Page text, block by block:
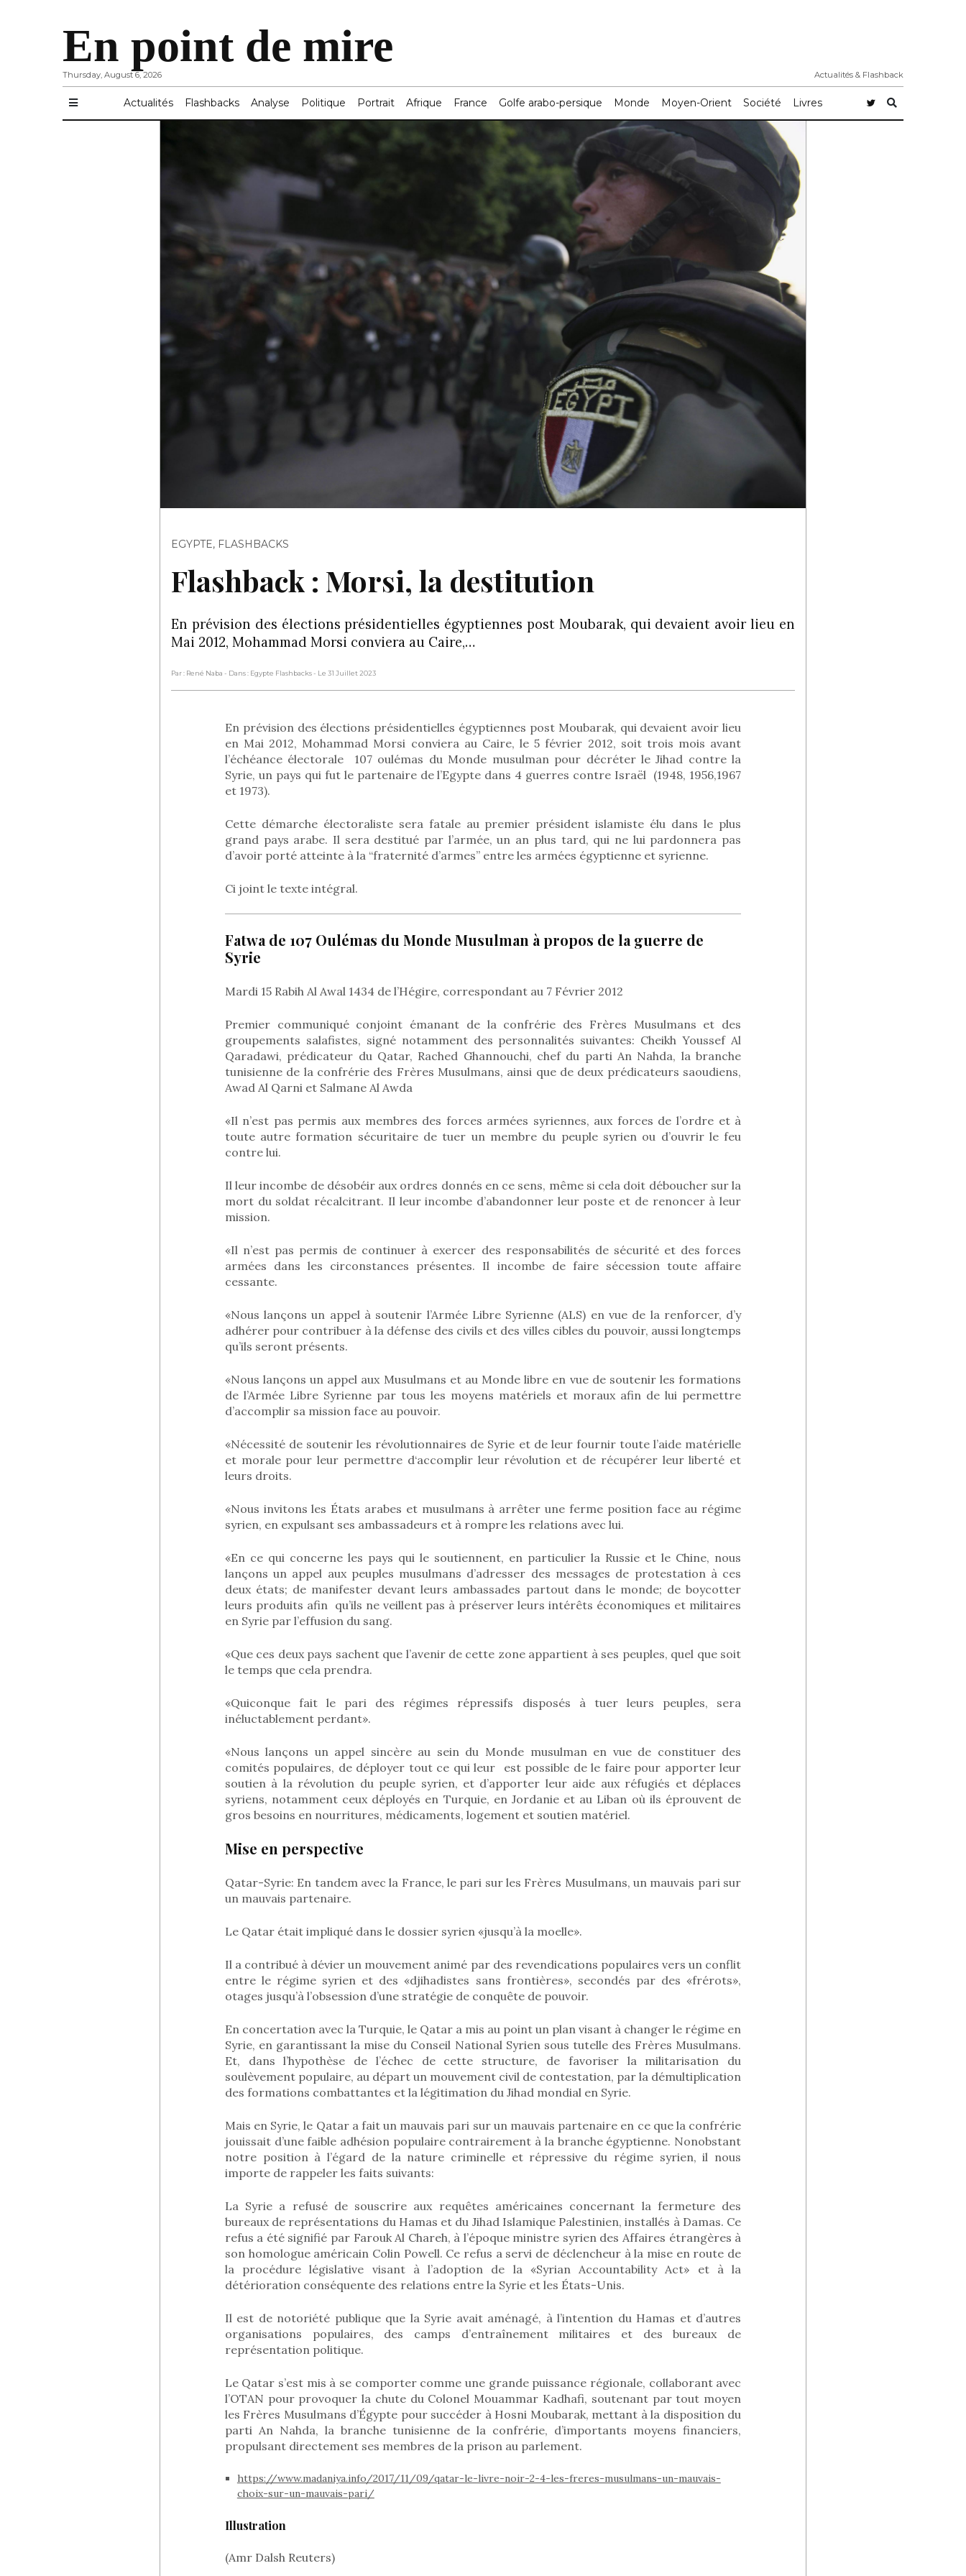
Thursday, August 6, 2026
En point de mire
Actualités & Flashback
Actualités Flashbacks Analyse Politique Portrait Afrique France Golfe arabo-persique Monde Moyen-Orient Société Livres
EGYPTE, FLASHBACKS
Flashback : Morsi, la destitution
En prévision des élections présidentielles égyptiennes post Moubarak, qui devaient avoir lieu en
Mai 2012, Mohammad Morsi conviera au Caire,…
Par : René Naba - Dans : Egypte Flashbacks- Le 31 Juillet 2023
En prévision des élections présidentielles égyptiennes post Moubarak, qui devaient avoir lieu
en Mai 2012, Mohammad Morsi conviera au Caire, le 5 février 2012, soit trois mois avant
l’échéance électorale 107 oulémas du Monde musulman pour décréter le Jihad contre la
Syrie, un pays qui fut le partenaire de l’Egypte dans 4 guerres contre Israël (1948, 1956,1967
et 1973).
Cette démarche électoraliste sera fatale au premier président islamiste élu dans le plus
grand pays arabe. Il sera destitué par l’armée, un an plus tard, qui ne lui pardonnera pas
d’avoir porté atteinte à la “fraternité d’armes” entre les armées égyptienne et syrienne.
Ci joint le texte intégral.
Fatwa de 107 Oulémas du Monde Musulman à propos de la guerre de
Syrie
Mardi 15 Rabih Al Awal 1434 de l’Hégire, correspondant au 7 Février 2012
Premier communiqué conjoint émanant de la confrérie des Frères Musulmans et des
groupements salafistes, signé notamment des personnalités suivantes: Cheikh Youssef Al
Qaradawi, prédicateur du Qatar, Rached Ghannouchi, chef du parti An Nahda, la branche
tunisienne de la confrérie des Frères Musulmans, ainsi que de deux prédicateurs saoudiens,
Awad Al Qarni et Salmane Al Awda
«Il n’est pas permis aux membres des forces armées syriennes, aux forces de l’ordre et à
toute autre formation sécuritaire de tuer un membre du peuple syrien ou d’ouvrir le feu
contre lui.
Il leur incombe de désobéir aux ordres donnés en ce sens, même si cela doit déboucher sur la
mort du soldat récalcitrant. Il leur incombe d’abandonner leur poste et de renoncer à leur
mission.
«Il n’est pas permis de continuer à exercer des responsabilités de sécurité et des forces
armées dans les circonstances présentes. Il incombe de faire sécession toute affaire
cessante.
«Nous lançons un appel à soutenir l’Armée Libre Syrienne (ALS) en vue de la renforcer, d’y
adhérer pour contribuer à la défense des civils et des villes cibles du pouvoir, aussi longtemps
qu’ils seront présents.
«Nous lançons un appel aux Musulmans et au Monde libre en vue de soutenir les formations
de l’Armée Libre Syrienne par tous les moyens matériels et moraux afin de lui permettre
d’accomplir sa mission face au pouvoir.
«Nécessité de soutenir les révolutionnaires de Syrie et de leur fournir toute l’aide matérielle
et morale pour leur permettre d‘accomplir leur révolution et de récupérer leur liberté et
leurs droits.
«Nous invitons les États arabes et musulmans à arrêter une ferme position face au régime
syrien, en expulsant ses ambassadeurs et à rompre les relations avec lui.
«En ce qui concerne les pays qui le soutiennent, en particulier la Russie et le Chine, nous
lançons un appel aux peuples musulmans d’adresser des messages de protestation à ces
deux états; de manifester devant leurs ambassades partout dans le monde; de boycotter
leurs produits afin qu’ils ne veillent pas à préserver leurs intérêts économiques et militaires
en Syrie par l’effusion du sang.
«Que ces deux pays sachent que l’avenir de cette zone appartient à ses peuples, quel que soit
le temps que cela prendra.
«Quiconque fait le pari des régimes répressifs disposés à tuer leurs peuples, sera
inéluctablement perdant».
«Nous lançons un appel sincère au sein du Monde musulman en vue de constituer des
comités populaires, de déployer tout ce qui leur est possible de le faire pour apporter leur
soutien à la révolution du peuple syrien, et d’apporter leur aide aux réfugiés et déplaces
syriens, notamment ceux déployés en Turquie, en Jordanie et au Liban où ils éprouvent de
gros besoins en nourritures, médicaments, logement et soutien matériel.
Mise en perspective
Qatar-Syrie: En tandem avec la France, le pari sur les Frères Musulmans, un mauvais pari sur
un mauvais partenaire.
Le Qatar était impliqué dans le dossier syrien «jusqu’à la moelle».
Il a contribué à dévier un mouvement animé par des revendications populaires vers un conflit
entre le régime syrien et des «djihadistes sans frontières», secondés par des «frérots»,
otages jusqu’à l’obsession d’une stratégie de conquête de pouvoir.
En concertation avec la Turquie, le Qatar a mis au point un plan visant à changer le régime en
Syrie, en garantissant la mise du Conseil National Syrien sous tutelle des Frères Musulmans.
Et, dans l’hypothèse de l’échec de cette structure, de favoriser la militarisation du
soulèvement populaire, au départ un mouvement civil de contestation, par la démultiplication
des formations combattantes et la légitimation du Jihad mondial en Syrie.
Mais en Syrie, le Qatar a fait un mauvais pari sur un mauvais partenaire en ce que la confrérie
jouissait d’une faible adhésion populaire contrairement à la branche égyptienne. Nonobstant
notre position à l’égard de la nature criminelle et répressive du régime syrien, il nous
importe de rappeler les faits suivants:
La Syrie a refusé de souscrire aux requêtes américaines concernant la fermeture des
bureaux de représentations du Hamas et du Jihad Islamique Palestinien, installés à Damas. Ce
refus a été signifié par Farouk Al Chareh, à l’époque ministre syrien des Affaires étrangères à
son homologue américain Colin Powell. Ce refus a servi de déclencheur à la mise en route de
la procédure législative visant à l’adoption de la «Syrian Accountability Act» et à la
détérioration conséquente des relations entre la Syrie et les États-Unis.
Il est de notoriété publique que la Syrie avait aménagé, à l’intention du Hamas et d’autres
organisations populaires, des camps d’entraînement militaires et des bureaux de
représentation politique.
Le Qatar s’est mis à se comporter comme une grande puissance régionale, collaborant avec
l’OTAN pour provoquer la chute du Colonel Mouammar Kadhafi, soutenant par tout moyen
les Frères Musulmans d’Égypte pour succéder à Hosni Moubarak, mettant à la disposition du
parti An Nahda, la branche tunisienne de la confrérie, d’importants moyens financiers,
propulsant directement ses membres de la prison au parlement.
https://www.madaniya.info/2017/11/09/qatar-le-livre-noir-2-4-les-freres-musulmans-un-mauvais-
choix-sur-un-mauvais-pari/
Illustration
(Amr Dalsh Reuters)